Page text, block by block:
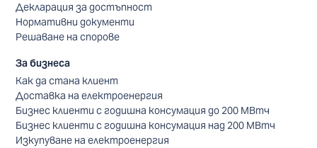
Декларация за достъпност
Нормативни документи
Решаване на спорове
За бизнеса
Как да стана клиент
Доставка на електроенергия
Бизнес клиенти с годишна консумация до 200 МВтч
Бизнес клиенти с годишна консумация над 200 МВтч
Изкупуване на електроенергия